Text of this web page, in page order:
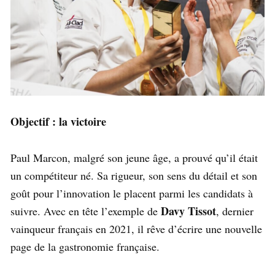
Objectif : la victoire
Paul Marcon, malgré son jeune âge, a prouvé qu’il était
un compétiteur né. Sa rigueur, son sens du détail et son
goût pour l’innovation le placent parmi les candidats à
suivre. Avec en tête l’exemple de Davy Tissot, dernier
vainqueur français en 2021, il rêve d’écrire une nouvelle
page de la gastronomie française.